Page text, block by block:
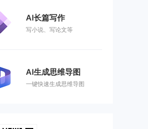
AI长篇写作
写小说、写论文等
AI生成思维导图
一键快速生成思维导图